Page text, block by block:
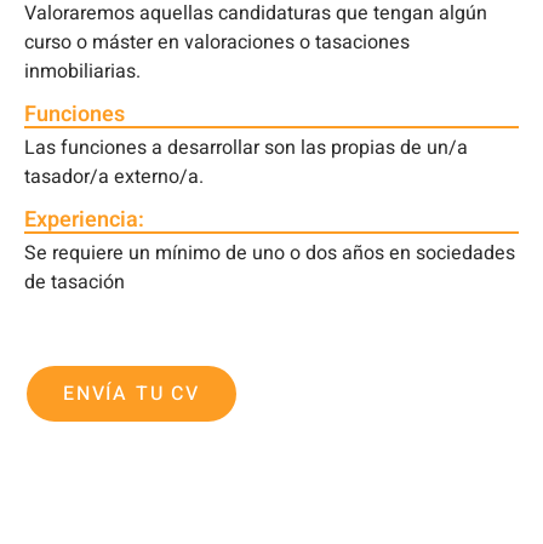
Valoraremos aquellas candidaturas que tengan algún
curso o máster en valoraciones o tasaciones
inmobiliarias.
Funciones
Las funciones a desarrollar son las propias de un/a
tasador/a externo/a.
Experiencia:
Se requiere un mínimo de uno o dos años en sociedades
de tasación
ENVÍA TU CV